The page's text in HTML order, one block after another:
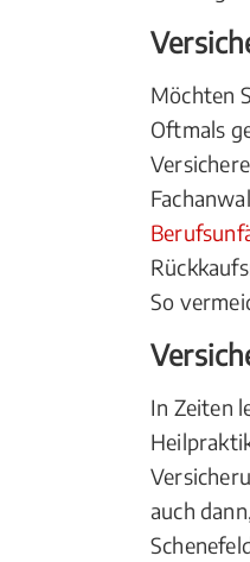
Möchten
Oftmals
So
In Zeiten
auch